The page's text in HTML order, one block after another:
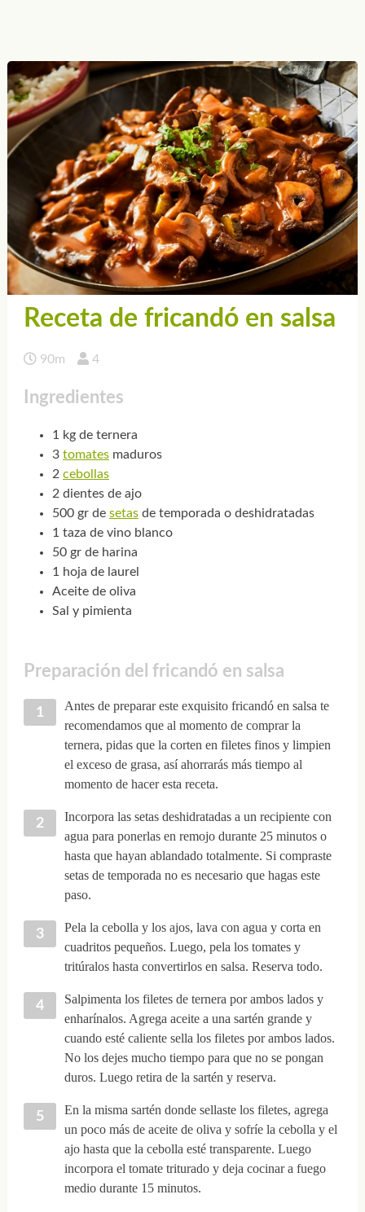
Receta de fricandó en salsa
90m 4
Ingredientes
1 kg de ternera
3 tomatesmaduros
2 cebollas
2 dientes de ajo
500 gr de setasde temporada o deshidratadas
1 taza de vino blanco
50 gr de harina
1 hoja de laurel
Aceite de oliva
Sal y pimienta
Preparación del fricandó en salsa
Antes de preparar este exquisito fricandó en salsa te
recomendamos que al momento de comprar la
ternera, pidas que la corten en filetes finos y limpien
el exceso de grasa, así ahorrarás más tiempo al
momento de hacer esta receta.
Incorpora las setas deshidratadas a un recipiente con
agua para ponerlas en remojo durante 25 minutos o
hasta que hayan ablandado totalmente. Si compraste
setas de temporada no es necesario que hagas este
paso.
Pela la cebolla y los ajos, lava con agua y corta en
cuadritos pequeños. Luego, pela los tomates y
tritúralos hasta convertirlos en salsa. Reserva todo.
Salpimenta los filetes de ternera por ambos lados y
enharínalos. Agrega aceite a una sartén grande y
cuando esté caliente sella los filetes por ambos lados.
No los dejes mucho tiempo para que no se pongan
duros. Luego retira de la sartén y reserva.
En la misma sartén donde sellaste los filetes, agrega
un poco más de aceite de oliva y sofríe la cebolla y el
ajo hasta que la cebolla esté transparente. Luego
incorpora el tomate triturado y deja cocinar a fuego
medio durante 15 minutos.